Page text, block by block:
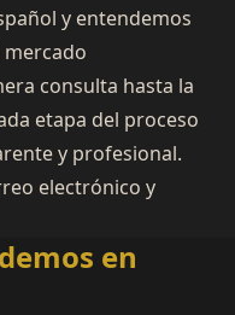
y entendemos
mercado
consulta hasta la
etapa del proceso
y profesional.
electrónico y
en